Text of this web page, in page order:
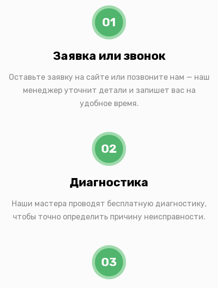
01
Заявка или звонок
Оставьте заявку на сайте или позвоните нам — наш
менеджер уточнит детали и запишет вас на
удобное время.
02
Диагностика
Наши мастера проводят бесплатную диагностику,
чтобы точно определить причину неисправности.
03